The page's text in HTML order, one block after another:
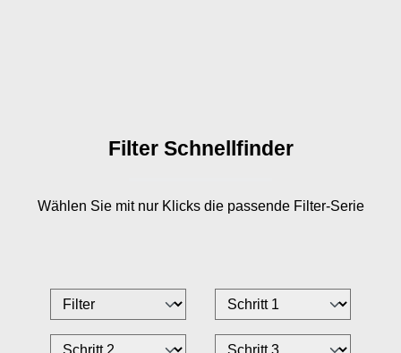
Filter Schnellfinder
Wählen Sie mit nur Klicks die passende Filter-Serie